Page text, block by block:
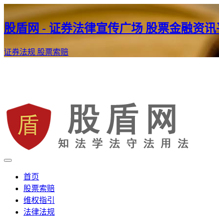
股盾网 - 证券法律宣传广场 股票金融资讯
证券法规 股票索赔
股盾网
证券股票维权网
首页
股票索赔
维权指引
法律法规